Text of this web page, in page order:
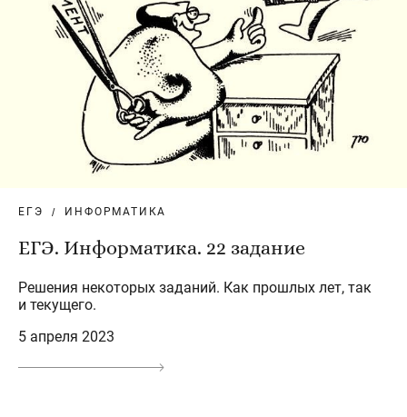
ЕГЭ ИНФОРМАТИКА
ЕГЭ. Информатика. 22 задание
Решения некоторых заданий. Как прошлых лет, так
и текущего.
5 апреля 2023